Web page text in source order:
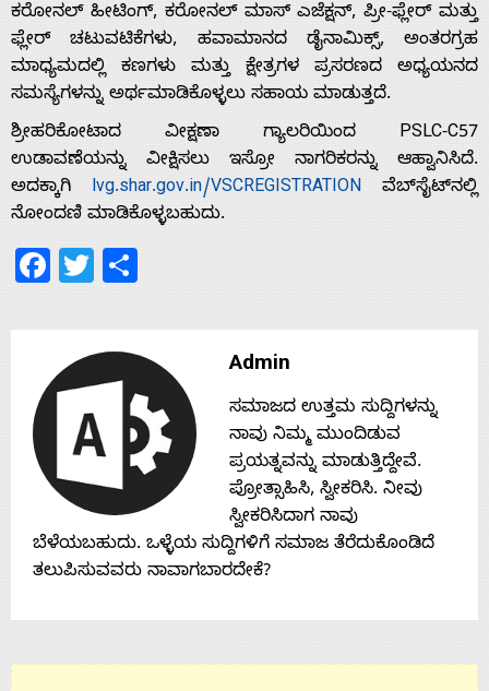
Advertise
With
s
Contact
Us
ಕರೋನಲ್ ಹೀಟಿಂಗ್, ಕರೋನಲ್ ಮಾಸ್ ಎಜೆಕ್ಷನ್, ಪ್ರೀ-ಫ್ಲೇರ್ ಮತ್ತು
ಫ್ಲೇರ್ ಚಟುವಟಿಕೆಗಳು, ಹವಾಮಾನದ ಡೈನಾಮಿಕ್ಸ್, ಅಂತರಗ್ರಹ
ಮಾಧ್ಯಮದಲ್ಲಿ ಕಣಗಳು ಮತ್ತು ಕ್ಷೇತ್ರಗಳ ಪ್ರಸರಣದ ಅಧ್ಯಯನದ
ಸಮಸ್ಯೆಗಳನ್ನು ಅರ್ಥಮಾಡಿಕೊಳ್ಳಲು ಸಹಾಯ ಮಾಡುತ್ತದೆ.
ಶ್ರೀಹರಿಕೋಟಾದ ವೀಕ್ಷಣಾ ಗ್ಯಾಲರಿಯಿಂದ PSLC-C57
ಉಡಾವಣೆಯನ್ನು ವೀಕ್ಷಿಸಲು ಇಸ್ರೋ ನಾಗರಿಕರನ್ನು ಆಹ್ವಾನಿಸಿದೆ.
ಅದಕ್ಕಾಗಿ lvg.shar.gov.in/VSCREGISTRATION ವೆಬ್‌ಸೈಟ್‌ನಲ್ಲಿ
ನೋಂದಣಿ ಮಾಡಿಕೊಳ್ಳಬಹುದು.
Facebook
Twitter
Admin
ಸಮಾಜದ ಉತ್ತಮ ಸುದ್ದಿಗಳನ್ನು
ನಾವು ನಿಮ್ಮ ಮುಂದಿಡುವ
ಪ್ರಯತ್ನವನ್ನು ಮಾಡುತ್ತಿದ್ದೇವೆ.
ಪ್ರೋತ್ಸಾಹಿಸಿ, ಸ್ವೀಕರಿಸಿ. ನೀವು
ಸ್ವೀಕರಿಸಿದಾಗ ನಾವು
ಬೆಳೆಯಬಹುದು. ಒಳ್ಳೆಯ ಸುದ್ದಿಗಳಿಗೆ ಸಮಾಜ ತೆರೆದುಕೊಂಡಿದೆ
ತಲುಪಿಸುವವರು ನಾವಾಗಬಾರದೇಕೆ?